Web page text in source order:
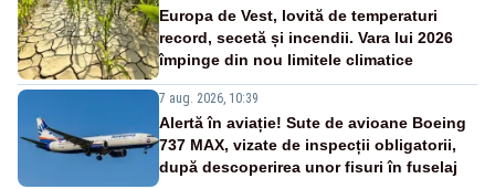
Europa de Vest, lovită de temperaturi
record, secetă și incendii. Vara lui 2026
împinge din nou limitele climatice
7 aug. 2026, 10:39
Alertă în aviație! Sute de avioane Boeing
737 MAX, vizate de inspecții obligatorii,
după descoperirea unor fisuri în fuselaj